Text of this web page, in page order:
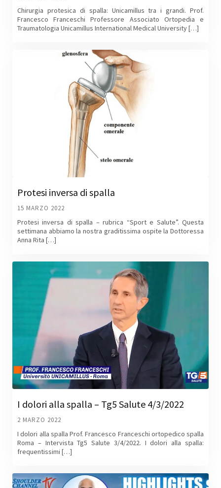
Chirurgia protesica di spalla: Unicamillus tra i grandi. Prof.
Francesco Franceschi Professore Associato Ortopedia e
Traumatologia Unicamillus International Medical University […]
Protesi inversa di spalla
15 MARZO 2022
Protesi inversa di spalla – rubrica “Sport e Salute”. Questa
settimana abbiamo la nostra graditissima ospite la Dottoressa
Anna Rita […]
I dolori alla spalla – Tg5 Salute 4/3/2022
2 MARZO 2022
I dolori alla spalla Prof. Francesco Franceschi ortopedico spalla
Roma – Intervista Tg5 Salute 3/4/2022. I dolori alla spalla:
frequentissimi […]